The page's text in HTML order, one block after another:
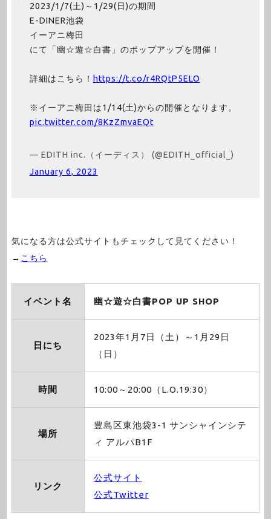
2023/1/7(土)～1/29(日)の期間
E-DINER池袋
イーアニ梅田
にて「幽☆遊☆白書」のポップアップを開催！
詳細はこちら！ https://t.co/r4RQtP5ELO
※イーアニ梅田は1/14(土)からの開催となります。
pic.twitter.com/8KzZmvaEQt
— EDITH inc.（イーディス） (@EDITH_official_)
January 6, 2023
気になる方は公式サイトもチェックして見てください！
→ こちら
イベント名 幽☆遊☆白書POP UP SHOP
日にち
2023年1月7日（土）～1月29日
（日）
時間 10:00～20:00（L.O.19:30）
場所
豊島区東池袋3-1 サンシャインシテ
ィ アルパB1F
リンク
公式サイト
公式Twitter